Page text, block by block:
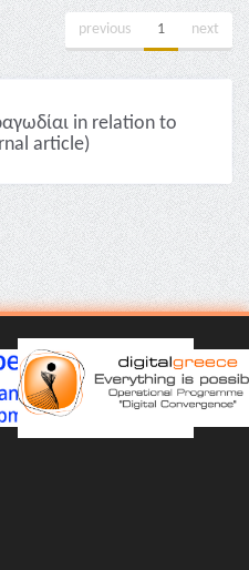
previous 1 next
in relation to
article)